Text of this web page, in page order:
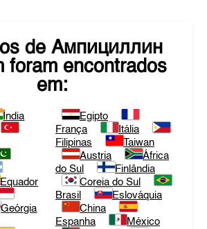
de Ампициллин
foram encontrados
em:
Índia
Equador
Geórgia
Egipto
França
Itália
Filipinas
Taiwan
Austria
África
do Sul
Finlândia
Coreia do Sul
Brasil
Eslováquia
China
Espanha
México